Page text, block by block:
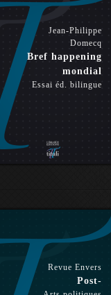
Jean-Philippe
Domecq
Bref happening
mondial
Essai éd. bilingue
Revue Envers
Post-